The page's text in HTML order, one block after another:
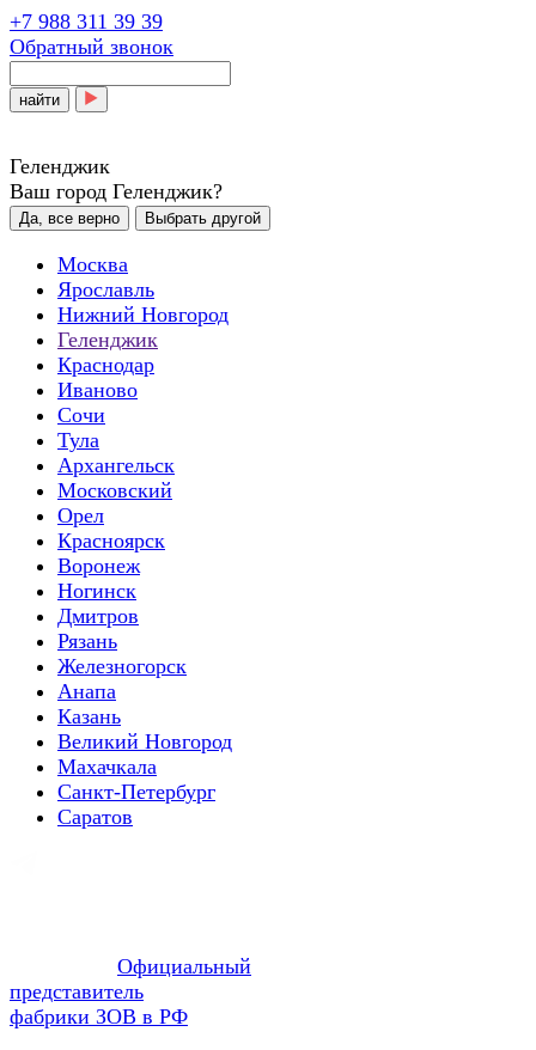
+7 988 311 39 39
Обратный звонок
найти
Геленджик
Ваш город Геленджик?
Да, все верно Выбрать другой
Москва
Ярославль
Нижний Новгород
Геленджик
Краснодар
Иваново
Сочи
Тула
Архангельск
Московский
Орел
Красноярск
Воронеж
Ногинск
Дмитров
Рязань
Железногорск
Анапа
Казань
Великий Новгород
Махачкала
Санкт-Петербург
Саратов
Официальный
представитель
фабрики ЗОВ в РФ